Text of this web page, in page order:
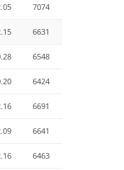
7074
6631
6548
6424
6691
6641
6463